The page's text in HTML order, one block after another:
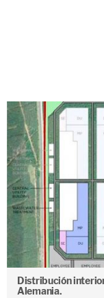
Distribución
Alemania.